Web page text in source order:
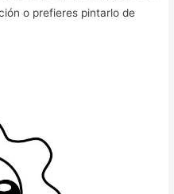
o prefieres pintarlo de